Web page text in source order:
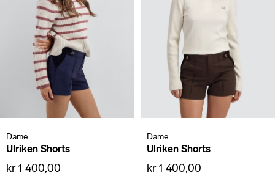
Dame
Ulriken Shorts
kr 1 400,00
Dame
Ulriken Shorts
kr 1 400,00